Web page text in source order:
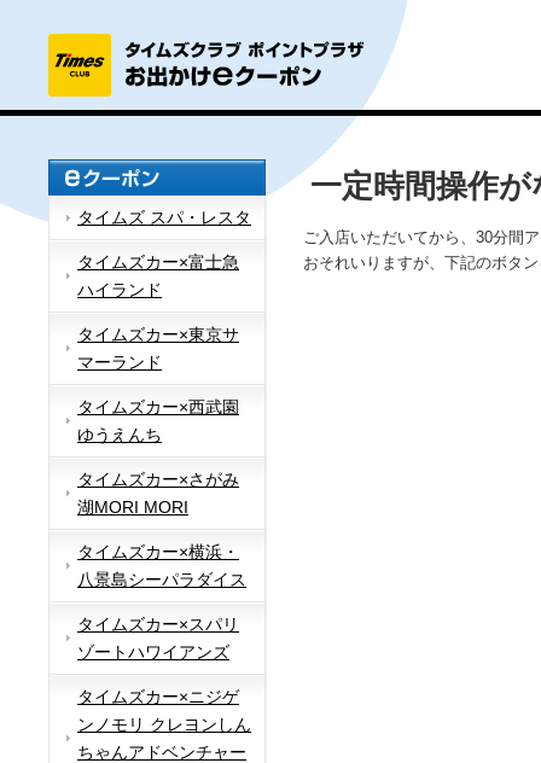
タイムズ スパ・レスタ
タイムズカー×富士急
ハイランド
タイムズカー×東京サ
マーランド
タイムズカー×西武園
ゆうえんち
タイムズカー×さがみ
湖MORI MORI
タイムズカー×横浜・
八景島シーパラダイス
タイムズカー×スパリ
ゾートハワイアンズ
タイムズカー×ニジゲ
ンノモリ クレヨンしん
ちゃんアドベンチャー
一定時間操作
ご入店いただいてから、30分間
おそれいりますが、下記のボタ